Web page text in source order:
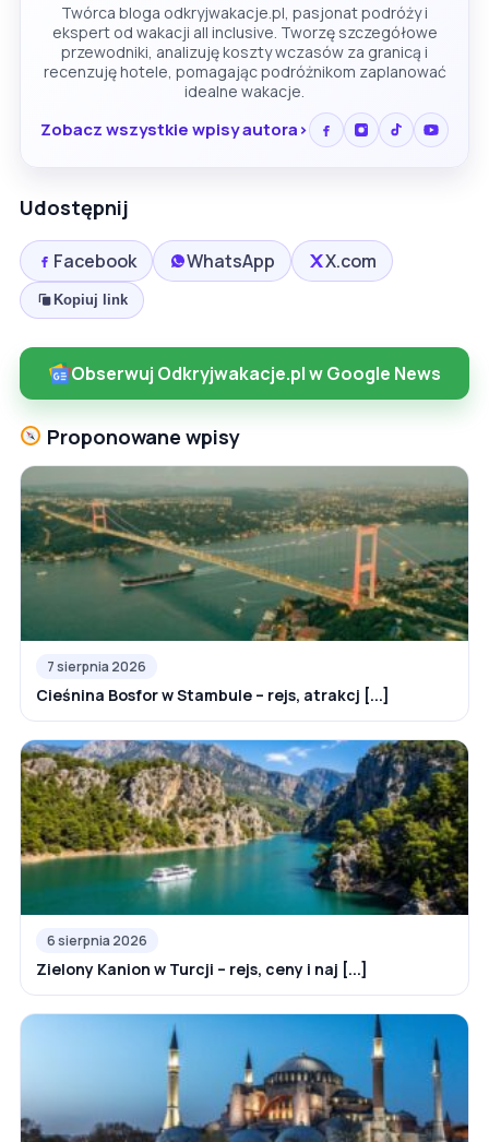
Twórca bloga odkryjwakacje.pl, pasjonat podróży i
ekspert od wakacji all inclusive. Tworzę szczegółowe
przewodniki, analizuję koszty wczasów za granicą i
recenzuję hotele, pomagając podróżnikom zaplanować
idealne wakacje.
Zobacz wszystkie wpisy autora
Udostępnij
Facebook WhatsApp X.com
Kopiuj link
Obserwuj Odkryjwakacje.pl w Google News
Proponowane wpisy
7 sierpnia 2026
Cieśnina Bosfor w Stambule – rejs, atrakcj [...]
6 sierpnia 2026
Zielony Kanion w Turcji – rejs, ceny i naj [...]